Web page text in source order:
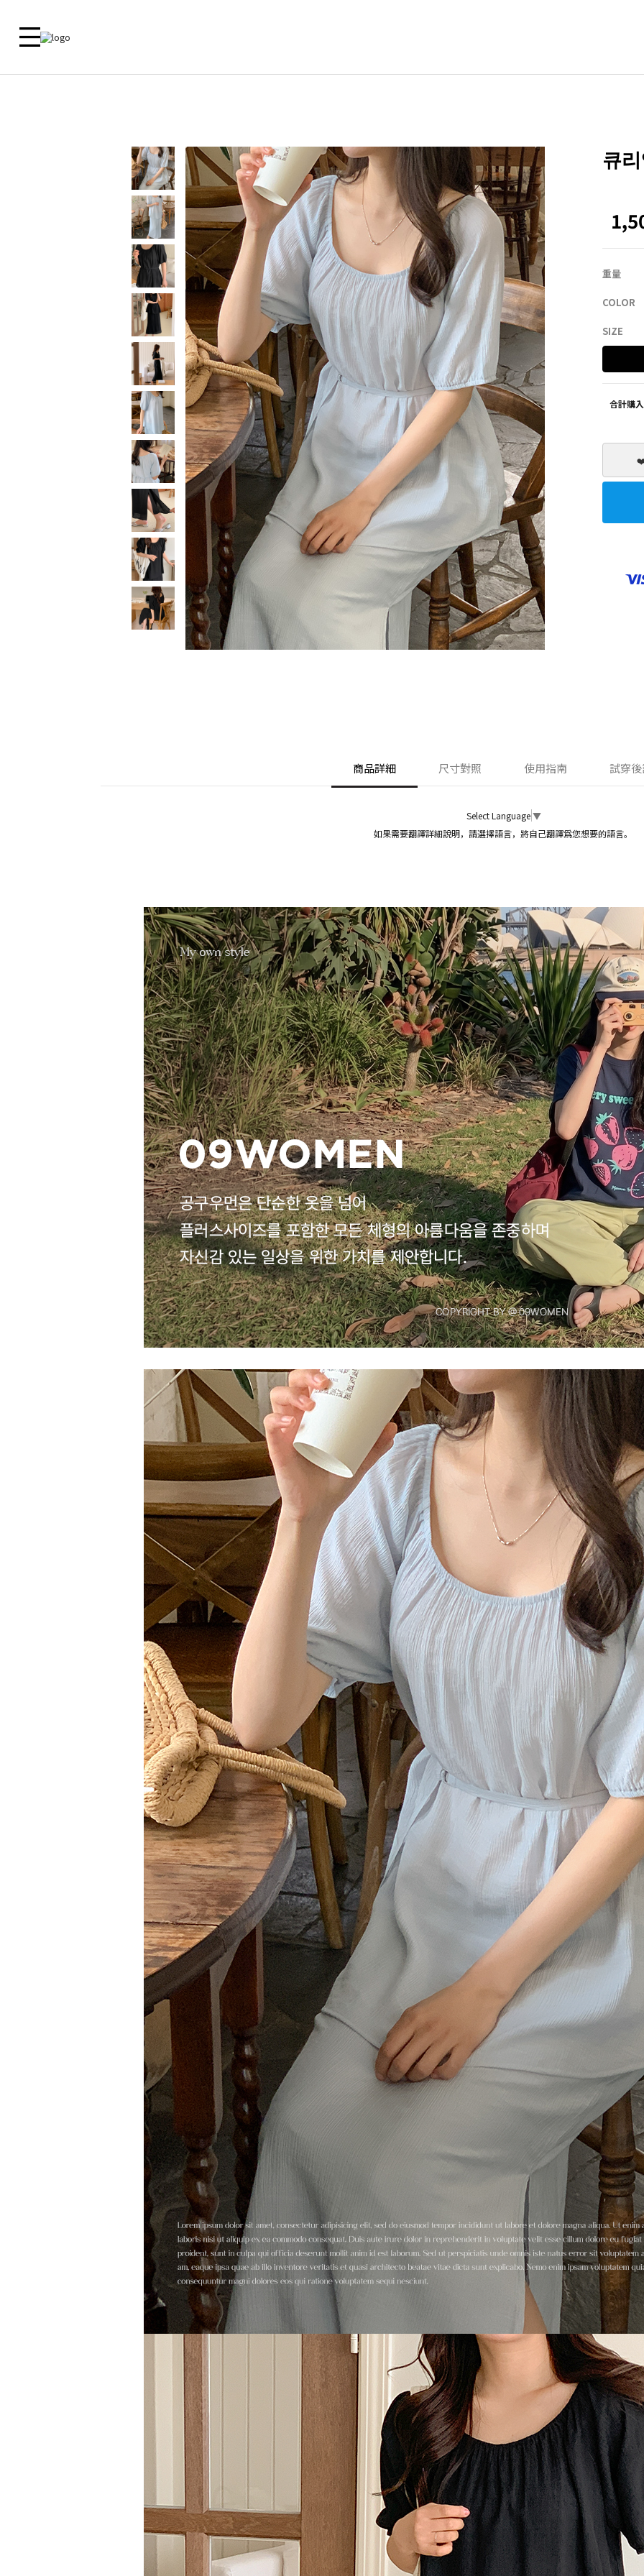
外套
上衣
襯衫
褲子
裙子
内衣
鞋子
飾品
上衣
襯衫
鞋子
洋裝
裙子
褲子
Zero Line
ETC
上衣
下衣
内衣
ZEROLINE
Office
Homewear
NEW
SHOES
큐
重量
COLOR
SIZE
合計購
商品詳細 尺寸對照 使用指南 試穿
Select Language ▼
如果需要翻譯詳細說明，請選擇語言，將自己翻譯爲您想要的語言。